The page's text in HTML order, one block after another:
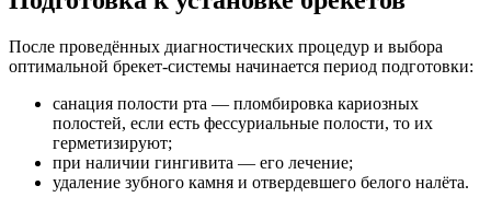
После проведённых диагностических процедур и выбора
оптимальной брекет-системы начинается период подготовки:
санация полости рта — пломбировка кариозных
полостей, если есть фессуриальные полости, то их
герметизируют;
при наличии гингивита — его лечение;
удаление зубного камня и отвердевшего белого налёта.